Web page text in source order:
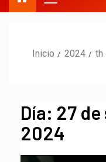
Inicio 2024 th
Día: 27
2024